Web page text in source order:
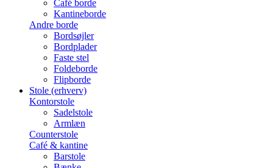
Café borde
Kantineborde
Andre borde
Bordsøjler
Bordplader
Faste stel
Foldeborde
Flipborde
Stole (erhverv)
Kontorstole
Sadelstole
Armlæn
Counterstole
Café & kantine
Barstole